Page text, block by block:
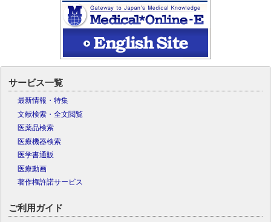
サービス一覧
最新情報・特集
文献検索・全文閲覧
医薬品検索
医療機器検索
医学書通販
医療動画
著作権許諾サービス
ご利用ガイド